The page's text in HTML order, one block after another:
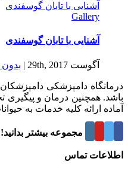
آشنایی با تابان گوسفندی
Gallery
آشنایی با تابان گوسفندی
آگوست 29th, 2017 | بدون
باشد. همچنین درمان و پیگیری
آماده ارائه کلیه خدمات به
درباره این مجموعه بیشتر بدانید!
اطلاعات تماس